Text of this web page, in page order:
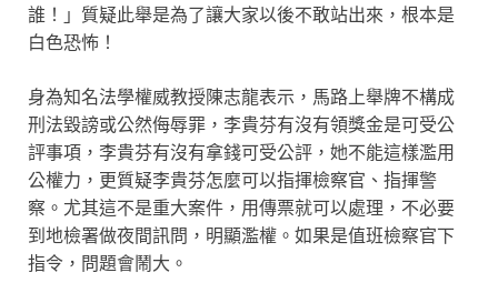
誰！」質疑此舉是為了讓大家以後不敢站出來，根本是
白色恐怖！
身為知名法學權威教授陳志龍表示，馬路上舉牌不構成
刑法毀謗或公然侮辱罪，李貴芬有沒有領獎金是可受公
評事項，李貴芬有沒有拿錢可受公評，她不能這樣濫用
公權力，更質疑李貴芬怎麼可以指揮檢察官、指揮警
察。尤其這不是重大案件，用傳票就可以處理，不必要
到地檢署做夜間訊問，明顯濫權。如果是值班檢察官下
指令，問題會鬧大。